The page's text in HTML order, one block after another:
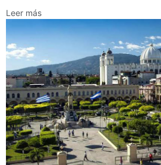
Leer más